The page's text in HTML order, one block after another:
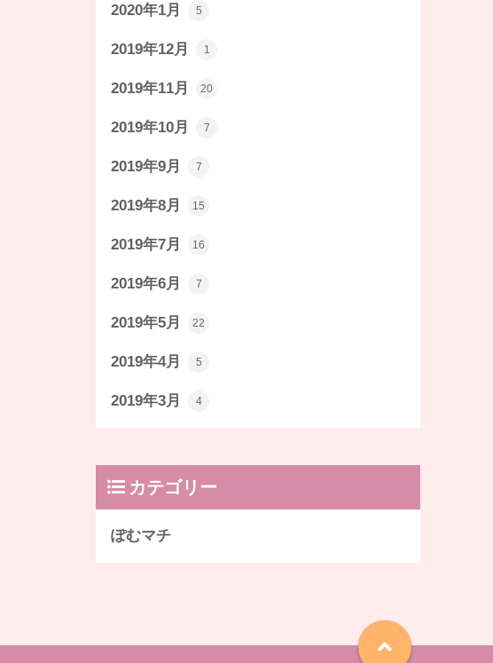
2020年1月 5
2019年12月 1
2019年11月 20
2019年10月 7
2019年9月 7
2019年8月 15
2019年7月 16
2019年6月 7
2019年5月 22
2019年4月 5
2019年3月 4
カテゴリー
ぽむマチ